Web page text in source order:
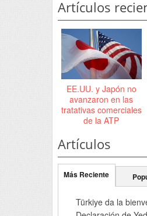
Artículos
EE.UU. y Japón no
avanzaron en las
tratativas comerciales
de la ATP
Artículos
Más Reciente
Türkiye da la